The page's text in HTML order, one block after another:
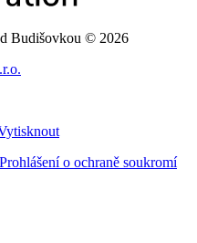
Budišovkou © 2026
Prohlášení o ochraně soukromí